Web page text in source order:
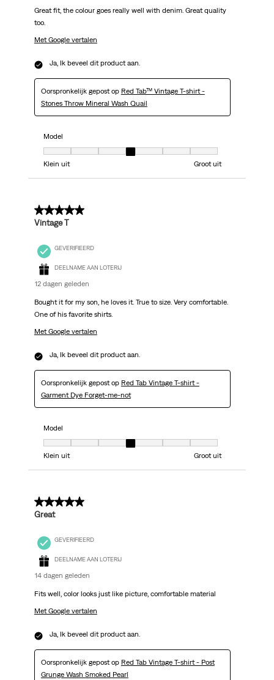
Great fit, the colour goes really well with denim. Great quality
too.
Met Google vertalen
Ja, Ik beveel dit product aan.
Oorspronkelijk gepost op Red Tab™ Vintage T-shirt -
Stones Throw Mineral Wash Quail
Model
Model, 4 van 7, waarbij 1 gelijk is aan Klein uit en 7 gelijk is aan Groot uit
Klein uit
Groot uit
5 van 5 sterren.
Vintage T
GEVERIFIEERD
DEELNAME AAN LOTERIJ
12 dagen geleden
Bought it for my son, he loves it. True to size. Very comfortable.
One of his favorite shirts.
Met Google vertalen
Ja, Ik beveel dit product aan.
Oorspronkelijk gepost op Red Tab Vintage T-shirt -
Garment Dye Forget-me-not
Model
Model, 4 van 7, waarbij 1 gelijk is aan Klein uit en 7 gelijk is aan Groot uit
Klein uit
Groot uit
5 van 5 sterren.
Great
GEVERIFIEERD
DEELNAME AAN LOTERIJ
14 dagen geleden
Fits well, color looks just like picture, comfortable material
Met Google vertalen
Ja, Ik beveel dit product aan.
Oorspronkelijk gepost op Red Tab Vintage T-shirt - Post
Grunge Wash Smoked Pearl